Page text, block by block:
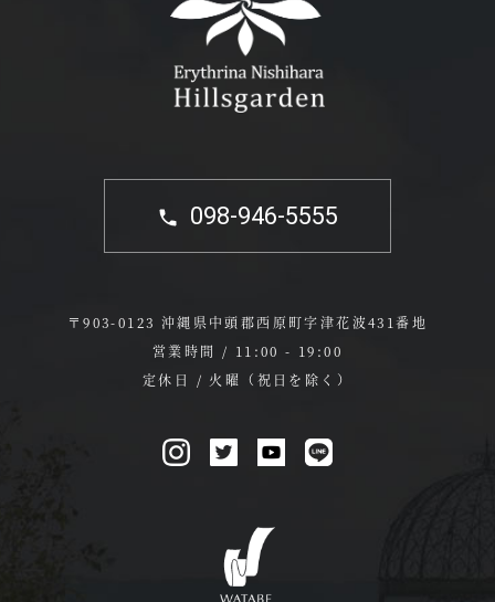
098-946-5555
〒903-0123 沖縄県中頭郡西原町字津花波431番地
営業時間 / 11:00 - 19:00
定休日 / 火曜（祝日を除く）